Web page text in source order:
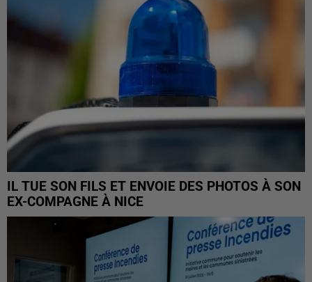
IL TUE SON FILS ET ENVOIE DES PHOTOS À SON
EX-COMPAGNE À NICE